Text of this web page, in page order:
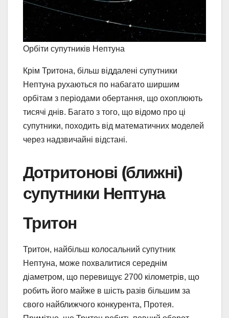
Орбіти супутників Нептуна
Крім Тритона, більш віддалені супутники
Нептуна рухаються по набагато ширшим
орбітам з періодами обертання, що охоплюють
тисячі днів. Багато з того, що відомо про ці
супутники, походить від математичних моделей
через надзвичайні відстані.
Дотритонові (ближні)
супутники Нептуна
Тритон
Тритон, найбільш колосальний супутник
Нептуна, може похвалитися середнім
діаметром, що перевищує 2700 кілометрів, що
робить його майже в шість разів більшим за
свого найближчого конкурента, Протея.